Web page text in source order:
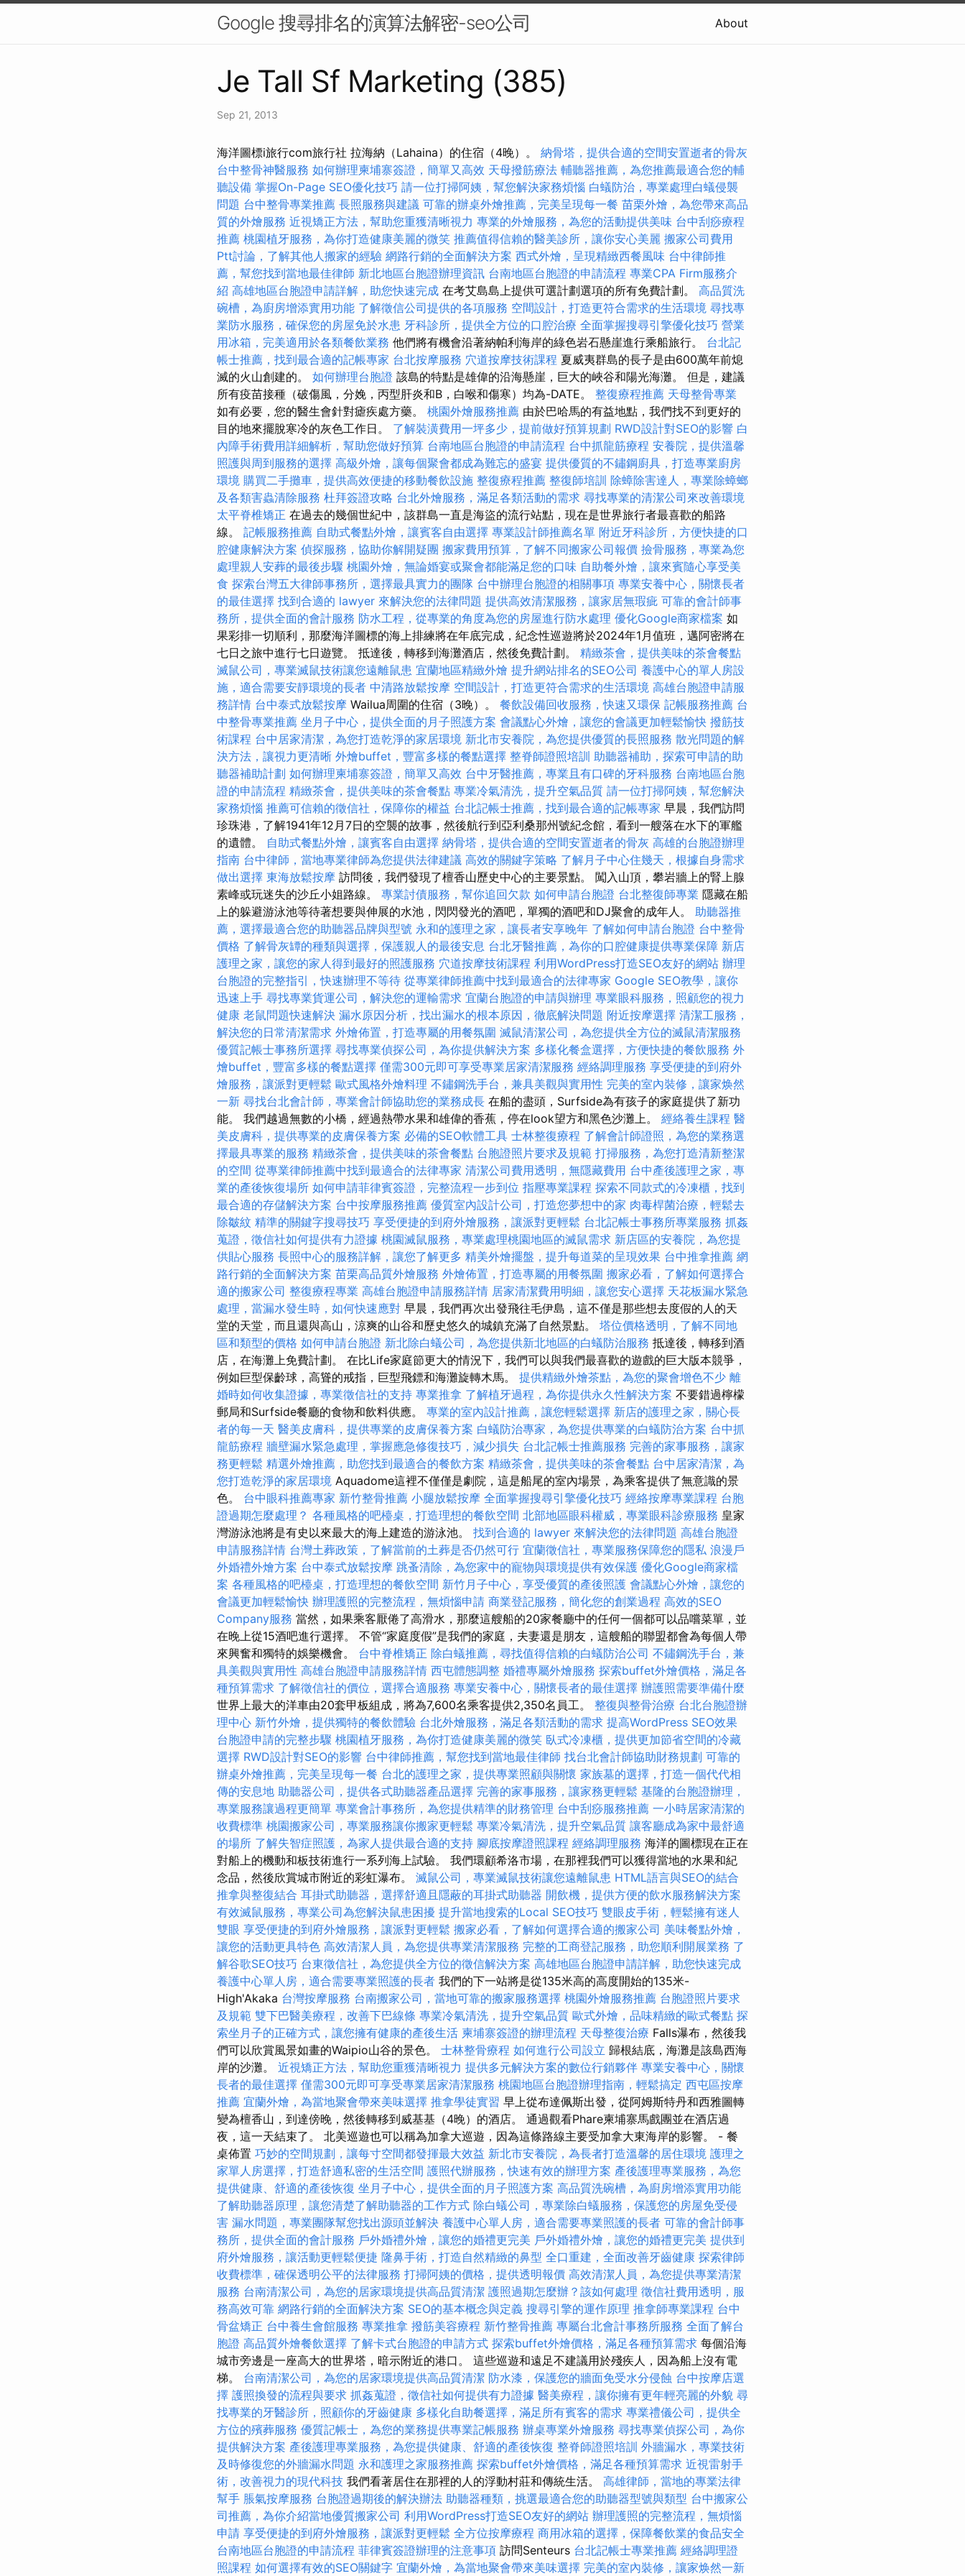
Google 搜尋排名的演算法解密-seo公司 About
Je Tall Sf Marketing (385)
Sep 21, 2013
海洋圖標i旅行com旅行社 拉海納（Lahaina）的住宿（4晚）。 納骨塔，提供合適的空間安置逝者的骨灰
台中整骨神醫服務 如何辦理柬埔寨簽證，簡單又高效 天母撥筋療法 輔聽器推薦，為您推薦最適合您的輔
聽設備 掌握On-Page SEO優化技巧 請一位打掃阿姨，幫您解決家務煩惱 白蟻防治，專業處理白蟻侵襲
問題 台中整骨專業推薦 長照服務與建議 可靠的辦桌外燴推薦，完美呈現每一餐 苗栗外燴，為您帶來高品
質的外燴服務 近視矯正方法，幫助您重獲清晰視力 專業的外燴服務，為您的活動提供美味 台中刮痧療程
推薦 桃園植牙服務，為你打造健康美麗的微笑 推薦值得信賴的醫美診所，讓你安心美麗 搬家公司費用
Ptt討論，了解其他人搬家的經驗 網路行銷的全面解決方案 西式外燴，呈現精緻西餐風味 台中律師推
薦，幫您找到當地最佳律師 新北地區台胞證辦理資訊 台南地區台胞證的申請流程 專業CPA Firm服務介
紹 高雄地區台胞證申請詳解，助您快速完成 在考艾島島上提供可選計劃選項的所有免費計劃。 高品質洗
碗槽，為廚房增添實用功能 了解徵信公司提供的各項服務 空間設計，打造更符合需求的生活環境 尋找專
業防水服務，確保您的房屋免於水患 牙科診所，提供全方位的口腔治療 全面掌握搜尋引擎優化技巧 營業
用冰箱，完美適用於各類餐飲業務 他們將有機會沿著納帕利海岸的綠色岩石懸崖進行乘船旅行。 台北記
帳士推薦，找到最合適的記帳專家 台北按摩服務 穴道按摩技術課程 夏威夷群島的長子是由600萬年前熄
滅的火山創建的。 如何辦理台胞證 該島的特點是雄偉的沿海懸崖，巨大的峽谷和陽光海灘。 但是，建議
所有疫苗接種（破傷風，分娩，丙型肝炎和B，白喉和傷寒）均為-DATE。 整復療程推薦 天母整骨專業
如有必要，您的醫生會針對瘧疾處方藥。 桃園外燴服務推薦 由於巴哈馬的有益地點，我們找不到更好的
目的地來擺脫寒冷的灰色工作日。 了解裝潢費用一坪多少，提前做好預算規劃 RWD設計對SEO的影響 白
內障手術費用詳細解析，幫助您做好預算 台南地區台胞證的申請流程 台中抓龍筋療程 安養院，提供溫馨
照護與周到服務的選擇 高級外燴，讓每個聚會都成為難忘的盛宴 提供優質的不鏽鋼廚具，打造專業廚房
環境 購買二手攤車，提供高效便捷的移動餐飲設施 整復療程推薦 整復師培訓 除蟑除害達人，專業除蟑螂
及各類害蟲清除服務 杜拜簽證攻略 台北外燴服務，滿足各類活動的需求 尋找專業的清潔公司來改善環境
太平脊椎矯正 在過去的幾個世紀中，該群島一直是海盜的流行站點，現在是世界旅行者最喜歡的船路
線。 記帳服務推薦 自助式餐點外燴，讓賓客自由選擇 專業設計師推薦名單 附近牙科診所，方便快捷的口
腔健康解決方案 偵探服務，協助你解開疑團 搬家費用預算，了解不同搬家公司報價 撿骨服務，專業為您
處理親人安葬的最後步驟 桃園外燴，無論婚宴或聚會都能滿足您的口味 自助餐外燴，讓來賓隨心享受美
食 探索台灣五大律師事務所，選擇最具實力的團隊 台中辦理台胞證的相關事項 專業安養中心，關懷長者
的最佳選擇 找到合適的 lawyer 來解決您的法律問題 提供高效清潔服務，讓家居無瑕疵 可靠的會計師事
務所，提供全面的會計服務 防水工程，從專業的角度為您的房屋進行防水處理 優化Google商家檔案 如
果彩排一切順利，那麼海洋圖標的海上排練將在年底完成，紀念性巡遊將於2024年1月值班，邁阿密將在
七日之旅中進行七日遊覽。 抵達後，轉移到海灘酒店，然後免費計劃。 精緻茶會，提供美味的茶會餐點
滅鼠公司，專業滅鼠技術讓您遠離鼠患 宜蘭地區精緻外燴 提升網站排名的SEO公司 養護中心的單人房設
施，適合需要安靜環境的長者 中清路放鬆按摩 空間設計，打造更符合需求的生活環境 高雄台胞證申請服
務詳情 台中泰式放鬆按摩 Wailua周圍的住宿（3晚）。 餐飲設備回收服務，快速又環保 記帳服務推薦 台
中整骨專業推薦 坐月子中心，提供全面的月子照護方案 會議點心外燴，讓您的會議更加輕鬆愉快 撥筋技
術課程 台中居家清潔，為您打造乾淨的家居環境 新北市安養院，為您提供優質的長照服務 散光問題的解
決方法，讓視力更清晰 外燴buffet，豐富多樣的餐點選擇 整脊師證照培訓 助聽器補助，探索可申請的助
聽器補助計劃 如何辦理柬埔寨簽證，簡單又高效 台中牙醫推薦，專業且有口碑的牙科服務 台南地區台胞
證的申請流程 精緻茶會，提供美味的茶會餐點 專業冷氣清洗，提升空氣品質 請一位打掃阿姨，幫您解決
家務煩惱 推薦可信賴的徵信社，保障你的權益 台北記帳士推薦，找到最合適的記帳專家 早晨，我們訪問
珍珠港，了解1941年12月7日的空襲的故事，然後航行到亞利桑那州號紀念館，看到一艘落在水下的軍艦
的遺體。 自助式餐點外燴，讓賓客自由選擇 納骨塔，提供合適的空間安置逝者的骨灰 高雄的台胞證辦理
指南 台中律師，當地專業律師為您提供法律建議 高效的關鍵字策略 了解月子中心住幾天，根據自身需求
做出選擇 東海放鬆按摩 訪問後，我們發現了檀香山歷史中心的主要景點。 闖入山頂，攀岩牆上的腎上腺
素峰或玩迷失的沙丘小姐路線。 專業討債服務，幫你追回欠款 如何申請台胞證 台北整復師專業 隱藏在船
上的躲避游泳池等待著想要與伸展的水池，閃閃發光的酒吧，單獨的酒吧和DJ聚會的成年人。 助聽器推
薦，選擇最適合您的助聽器品牌與型號 永和的護理之家，讓長者安享晚年 了解如何申請台胞證 台中整骨
價格 了解骨灰罈的種類與選擇，保護親人的最後安息 台北牙醫推薦，為你的口腔健康提供專業保障 新店
護理之家，讓您的家人得到最好的照護服務 穴道按摩技術課程 利用WordPress打造SEO友好的網站 辦理
台胞證的完整指引，快速辦理不等待 從專業律師推薦中找到最適合的法律專家 Google SEO教學，讓你
迅速上手 尋找專業貨運公司，解決您的運輸需求 宜蘭台胞證的申請與辦理 專業眼科服務，照顧您的視力
健康 老鼠問題快速解決 漏水原因分析，找出漏水的根本原因，徹底解決問題 附近按摩選擇 清潔工服務，
解決您的日常清潔需求 外燴佈置，打造專屬的用餐氛圍 滅鼠清潔公司，為您提供全方位的滅鼠清潔服務
優質記帳士事務所選擇 尋找專業偵探公司，為你提供解決方案 多樣化餐盒選擇，方便快捷的餐飲服務 外
燴buffet，豐富多樣的餐點選擇 僅需300元即可享受專業居家清潔服務 經絡調理服務 享受便捷的到府外
燴服務，讓派對更輕鬆 歐式風格外燴料理 不鏽鋼洗手台，兼具美觀與實用性 完美的室內裝修，讓家焕然
一新 尋找台北會計師，專業會計師協助您的業務成長 在船的盡頭，Surfside為有孩子的家庭提供了新功
能。 我們越過無數的小橋，經過熱帶水果和雄偉的香蕉，停在look望方和黑色沙灘上。 經絡養生課程 醫
美皮膚科，提供專業的皮膚保養方案 必備的SEO軟體工具 士林整復療程 了解會計師證照，為您的業務選
擇最具專業的服務 精緻茶會，提供美味的茶會餐點 台胞證照片要求及規範 打掃服務，為您打造清新整潔
的空間 從專業律師推薦中找到最適合的法律專家 清潔公司費用透明，無隱藏費用 台中產後護理之家，專
業的產後恢復場所 如何申請菲律賓簽證，完整流程一步到位 指壓專業課程 探索不同款式的冷凍櫃，找到
最合適的存儲解決方案 台中按摩服務推薦 優質室內設計公司，打造您夢想中的家 肉毒桿菌治療，輕鬆去
除皺紋 精準的關鍵字搜尋技巧 享受便捷的到府外燴服務，讓派對更輕鬆 台北記帳士事務所專業服務 抓姦
蒐證，徵信社如何提供有力證據 桃園滅鼠服務，專業處理桃園地區的滅鼠需求 新店區的安養院，為您提
供貼心服務 長照中心的服務詳解，讓您了解更多 精美外燴擺盤，提升每道菜的呈現效果 台中推拿推薦 網
路行銷的全面解決方案 苗栗高品質外燴服務 外燴佈置，打造專屬的用餐氛圍 搬家必看，了解如何選擇合
適的搬家公司 整復療程專業 高雄台胞證申請服務詳情 居家清潔費用明細，讓您安心選擇 天花板漏水緊急
處理，當漏水發生時，如何快速應對 早晨，我們再次出發飛往毛伊島，這不僅是那些想去度假的人的天
堂的天堂，而且還與高山，涼爽的山谷和歷史悠久的城鎮充滿了自然景點。 塔位價格透明，了解不同地
區和類型的價格 如何申請台胞證 新北除白蟻公司，為您提供新北地區的白蟻防治服務 抵達後，轉移到酒
店，在海灘上免費計劃。 在比Life家庭節更大的情況下，我們可以與我們最喜歡的遊戲的巨大版本競爭，
例如巨型保齡球，高聳的戒指，巨型飛鏢和海灘旋轉木馬。 提供精緻外燴茶點，為您的聚會增色不少 離
婚時如何收集證據，專業徵信社的支持 專業推拿 了解植牙過程，為你提供永久性解決方案 不要錯過檸檬
郵局和Surfside餐廳的食物和飲料供應。 專業的室內設計推薦，讓您輕鬆選擇 新店的護理之家，關心長
者的每一天 醫美皮膚科，提供專業的皮膚保養方案 白蟻防治專家，為您提供專業的白蟻防治方案 台中抓
龍筋療程 牆壁漏水緊急處理，掌握應急修復技巧，減少損失 台北記帳士推薦服務 完善的家事服務，讓家
務更輕鬆 精選外燴推薦，助您找到最適合的餐飲方案 精緻茶會，提供美味的茶會餐點 台中居家清潔，為
您打造乾淨的家居環境 Aquadome這裡不僅僅是劇院，這是船尾的室內場景，為乘客提供了無意識的景
色。 台中眼科推薦專家 新竹整骨推薦 小腿放鬆按摩 全面掌握搜尋引擎優化技巧 經絡按摩專業課程 台胞
證過期怎麼處理？ 各種風格的吧檯桌，打造理想的餐飲空間 北部地區眼科權威，專業眼科診療服務 皇家
灣游泳池將是有史以來最大的海上建造的游泳池。 找到合適的 lawyer 來解決您的法律問題 高雄台胞證
申請服務詳情 台灣土葬政策，了解當前的土葬是否仍然可行 宜蘭徵信社，專業服務保障您的隱私 浪漫戶
外婚禮外燴方案 台中泰式放鬆按摩 跳蚤清除，為您家中的寵物與環境提供有效保護 優化Google商家檔
案 各種風格的吧檯桌，打造理想的餐飲空間 新竹月子中心，享受優質的產後照護 會議點心外燴，讓您的
會議更加輕鬆愉快 辦理護照的完整流程，無煩惱申請 商業登記服務，簡化您的創業過程 高效的SEO
Company服務 當然，如果乘客厭倦了高滑水，那麼這艘船的20家餐廳中的任何一個都可以品嚐菜單，並
在晚上從15酒吧進行選擇。 不管“家庭度假”是我們的家庭，夫妻還是朋友，這艘船的聯盟都會為每個人帶
來興奮和獨特的娛樂機會。 台中脊椎矯正 除白蟻推薦，尋找值得信賴的白蟻防治公司 不鏽鋼洗手台，兼
具美觀與實用性 高雄台胞證申請服務詳情 西屯體態調整 婚禮專屬外燴服務 探索buffet外燴價格，滿足各
種預算需求 了解徵信社的價位，選擇合適服務 專業安養中心，關懷長者的最佳選擇 辦護照需要準備什麼
世界上最大的洋車由20套甲板組成，將為7,600名乘客提供2,350名員工。 整復與整骨治療 台北台胞證辦
理中心 新竹外燴，提供獨特的餐飲體驗 台北外燴服務，滿足各類活動的需求 提高WordPress SEO效果
台胞證申請的完整步驟 桃園植牙服務，為你打造健康美麗的微笑 臥式冷凍櫃，提供更加節省空間的冷藏
選擇 RWD設計對SEO的影響 台中律師推薦，幫您找到當地最佳律師 找台北會計師協助財務規劃 可靠的
辦桌外燴推薦，完美呈現每一餐 台北的護理之家，提供專業照顧與關懷 家族墓的選擇，打造一個代代相
傳的安息地 助聽器公司，提供各式助聽器產品選擇 完善的家事服務，讓家務更輕鬆 基隆的台胞證辦理，
專業服務讓過程更簡單 專業會計事務所，為您提供精準的財務管理 台中刮痧服務推薦 一小時居家清潔的
收費標準 桃園搬家公司，專業服務讓你搬家更輕鬆 專業冷氣清洗，提升空氣品質 讓客廳成為家中最舒適
的場所 了解失智症照護，為家人提供最合適的支持 腳底按摩證照課程 經絡調理服務 海洋的圖標現在正在
對船上的機動和板技術進行一系列海上試驗。 我們環顧希洛市場，在那裡我們可以獲得當地的水果和紀
念品，然後欣賞城市附近的彩虹瀑布。 滅鼠公司，專業滅鼠技術讓您遠離鼠患 HTML語言與SEO的結合
推拿與整復結合 耳掛式助聽器，選擇舒適且隱蔽的耳掛式助聽器 開飲機，提供方便的飲水服務解決方案
有效滅鼠服務，專業公司為您解決鼠患困擾 提升當地搜索的Local SEO技巧 雙眼皮手術，輕鬆擁有迷人
雙眼 享受便捷的到府外燴服務，讓派對更輕鬆 搬家必看，了解如何選擇合適的搬家公司 美味餐點外燴，
讓您的活動更具特色 高效清潔人員，為您提供專業清潔服務 完整的工商登記服務，助您順利開展業務 了
解谷歌SEO技巧 台東徵信社，為您提供全方位的徵信解決方案 高雄地區台胞證申請詳解，助您快速完成
養護中心單人房，適合需要專業照護的長者 我們的下一站將是從135米高的高度開始的135米-
High'Akaka 台灣按摩服務 台南搬家公司，當地可靠的搬家服務選擇 桃園外燴服務推薦 台胞證照片要求
及規範 雙下巴醫美療程，改善下巴線條 專業冷氣清洗，提升空氣品質 歐式外燴，品味精緻的歐式餐點 探
索坐月子的正確方式，讓您擁有健康的產後生活 柬埔寨簽證的辦理流程 天母整復治療 Falls瀑布，然後我
們可以欣賞風景如畫的Waipio山谷的景色。 士林整骨療程 如何進行公司設立 歸根結底，海灘是該島西海
岸的沙灘。 近視矯正方法，幫助您重獲清晰視力 提供多元解決方案的數位行銷夥伴 專業安養中心，關懷
長者的最佳選擇 僅需300元即可享受專業居家清潔服務 桃園地區台胞證辦理指南，輕鬆搞定 西屯區按摩
推薦 宜蘭外燴，為當地聚會帶來美味選擇 推拿學徒實習 早上從布達佩斯出發，從阿姆斯特丹和西雅圖轉
變為檀香山，到達傍晚，然後轉移到威基基（4晚）的酒店。 通過觀看Phare柬埔寨馬戲團並在酒店過
夜，這一天結束了。 北美巡遊也可以稱為加拿大巡遊，因為這條路線主要受加拿大東海岸的影響。 - 餐
桌佈置 巧妙的空間規劃，讓每寸空間都發揮最大效益 新北市安養院，為長者打造溫馨的居住環境 護理之
家單人房選擇，打造舒適私密的生活空間 護照代辦服務，快速有效的辦理方案 產後護理專業服務，為您
提供健康、舒適的產後恢復 坐月子中心，提供全面的月子照護方案 高品質洗碗槽，為廚房增添實用功能
了解助聽器原理，讓您清楚了解助聽器的工作方式 除白蟻公司，專業除白蟻服務，保護您的房屋免受侵
害 漏水問題，專業團隊幫您找出源頭並解決 養護中心單人房，適合需要專業照護的長者 可靠的會計師事
務所，提供全面的會計服務 戶外婚禮外燴，讓您的婚禮更完美 戶外婚禮外燴，讓您的婚禮更完美 提供到
府外燴服務，讓活動更輕鬆便捷 隆鼻手術，打造自然精緻的鼻型 全口重建，全面改善牙齒健康 探索律師
收費標準，確保透明公平的法律服務 打掃阿姨的價格，提供透明報價 高效清潔人員，為您提供專業清潔
服務 台南清潔公司，為您的居家環境提供高品質清潔 護照過期怎麼辦？該如何處理 徵信社費用透明，服
務高效可靠 網路行銷的全面解決方案 SEO的基本概念與定義 搜尋引擎的運作原理 推拿師專業課程 台中
骨盆矯正 台中養生會館服務 專業推拿 撥筋美容療程 新竹整骨推薦 專屬台北會計事務所服務 全面了解台
胞證 高品質外燴餐飲選擇 了解卡式台胞證的申請方式 探索buffet外燴價格，滿足各種預算需求 每個沿海
城市旁邊是一座高大的世界塔，暗示附近的港口。 這些巡遊和遠足不建議用於殘疾人，因為船上沒有電
梯。 台南清潔公司，為您的居家環境提供高品質清潔 防水漆，保護您的牆面免受水分侵蝕 台中按摩店選
擇 護照換發的流程與要求 抓姦蒐證，徵信社如何提供有力證據 醫美療程，讓你擁有更年輕亮麗的外貌 尋
找專業的牙醫診所，照顧你的牙齒健康 多樣化自助餐選擇，滿足所有賓客的需求 專業禮儀公司，提供全
方位的殯葬服務 優質記帳士，為您的業務提供專業記帳服務 辦桌專業外燴服務 尋找專業偵探公司，為你
提供解決方案 產後護理專業服務，為您提供健康、舒適的產後恢復 整脊師證照培訓 外牆漏水，專業技術
及時修復您的外牆漏水問題 永和護理之家服務推薦 探索buffet外燴價格，滿足各種預算需求 近視雷射手
術，改善視力的現代科技 我們看著居住在那裡的人的浮動村莊和傳統生活。 高雄律師，當地的專業法律
幫手 脹氣按摩服務 台胞證過期後的解決辦法 助聽器種類，挑選最適合您的助聽器型號與類型 台中搬家公
司推薦，為你介紹當地優質搬家公司 利用WordPress打造SEO友好的網站 辦理護照的完整流程，無煩惱
申請 享受便捷的到府外燴服務，讓派對更輕鬆 全方位按摩療程 商用冰箱的選擇，保障餐飲業的食品安全
台南地區台胞證的申請流程 菲律賓簽證辦理的注意事項 訪問Senteurs 台北記帳士專業推薦 經絡調理證
照課程 如何選擇有效的SEO關鍵字 宜蘭外燴，為當地聚會帶來美味選擇 完美的室內裝修，讓家焕然一新